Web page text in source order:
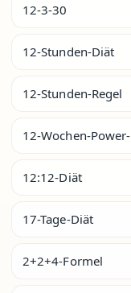
12-3-30
12-Stunden-Diät
12-Stunden-Regel
12-Wochen-
12:12-Diät
17-Tage-Diät
2+2+4-Formel